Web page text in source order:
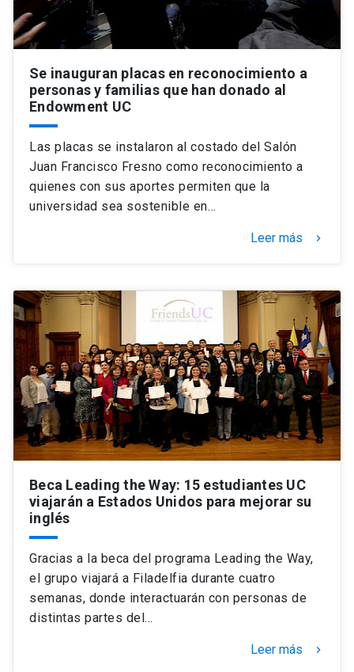
Se inauguran placas en reconocimiento a
personas y familias que han donado al
Endowment UC
Las placas se instalaron al costado del Salón
Juan Francisco Fresno como reconocimiento a
quienes con sus aportes permiten que la
universidad sea sostenible en…
Leer más keyboard_arrow_right
Beca Leading the Way: 15 estudiantes UC
viajarán a Estados Unidos para mejorar su
inglés
Gracias a la beca del programa Leading the Way,
el grupo viajará a Filadelfia durante cuatro
semanas, donde interactuarán con personas de
distintas partes del…
Leer más keyboard_arrow_right